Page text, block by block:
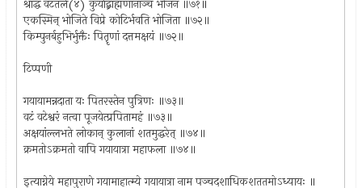
श्राद्धं वटतले(४) कुर्याद्ब्राह्मणानाञ्च भोजनं ॥७१॥
एकस्मिन् भोजिते विप्रे कोटिर्भवति भोजिता ॥७२॥
किम्पुनर्बहुभिर्भुक्तैः पितॄणां दत्तमक्षयं ॥७२॥
टिप्पणी
गयायामन्नदाता यः पितरस्तेन पुत्रिणः ॥७३॥
वटं वटेश्वरं नत्वा पूजयेत्प्रपितामहं ॥७३॥
अक्षयांल्लभते लोकान् कुलानां शतमुद्धरेत् ॥७४॥
क्रमतोऽक्रमतो वापि गयायात्रा महाफला ॥७४॥
इत्याग्नेये महापुराणे गयामाहात्म्ये गयायात्रा नाम पञ्चदशाधिकशततमोऽध्यायः ॥